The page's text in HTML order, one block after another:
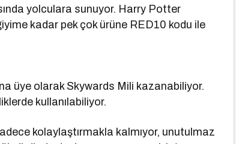
yolculara sunuyor. Harry Potter
kadar pek çok ürüne RED10 kodu ile
üye olarak Skywards Mili kazanabiliyor.
kullanılabiliyor.
kolaylaştırmakla kalmıyor, unutulmaz